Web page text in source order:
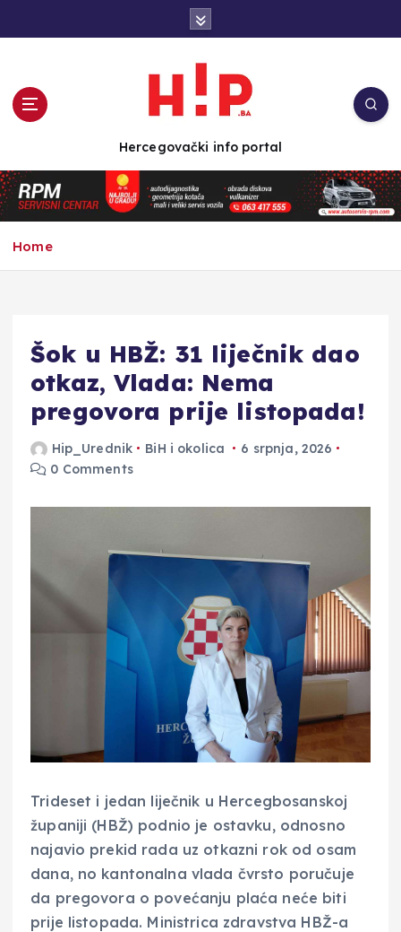
n
t
e
Hercegovački info portal
Home
Šok u HBŽ: 31 liječnik dao
otkaz, Vlada: Nema
pregovora prije listopada!
Hip_Urednik BiH i okolica
6 srpnja, 2026
0 Comments
Trideset i jedan liječnik u Hercegbosanskoj
županiji (HBŽ) podnio je ostavku, odnosno
najavio prekid rada uz otkazni rok od osam
dana, no kantonalna vlada čvrsto poručuje
da pregovora o povećanju plaća neće biti
prije listopada. Ministrica zdravstva HBŽ-a